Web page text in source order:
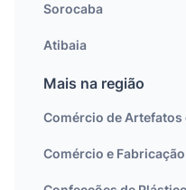
Sorocaba
Atibaia
Mais na região
Comércio de Artefatos
Comércio e